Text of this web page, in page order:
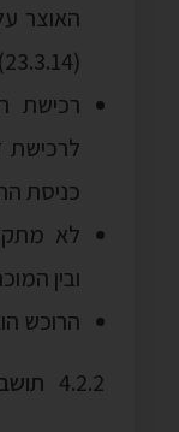
האוצר
(23.3.14), אשר בוטלה לאחר מכן;
רכישת
לרכישת
כניסת
לא
ובין
הרוכש
4.2.2